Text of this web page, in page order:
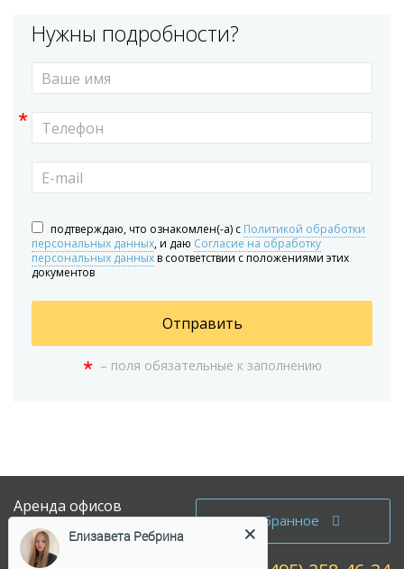
Нужны подробности?
*
подтверждаю, что ознакомлен(-а) с Политикой обработки
персональных данных, и даю Согласие на обработку
персональных данныхв соответствии с положениями этих
документов
Отправить
* – поля обязательные к заполнению
Аренда офисов
Продажа офисов
Избранное
Елизавета Ребрина